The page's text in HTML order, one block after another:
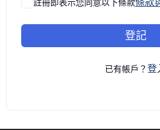
註冊即表示您同意以下條款
登記
已有帳戶？登